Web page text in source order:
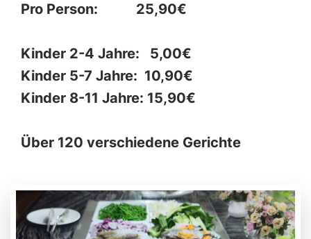
Pro Person: 25,90€
Kinder 2-4 Jahre: 5,00€
Kinder 5-7 Jahre: 10,90€
Kinder 8-11 Jahre: 15,90€
Über 120 verschiedene Gerichte